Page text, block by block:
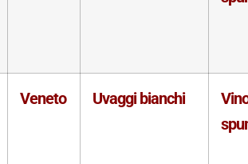
Veneto Uvaggi bianchi